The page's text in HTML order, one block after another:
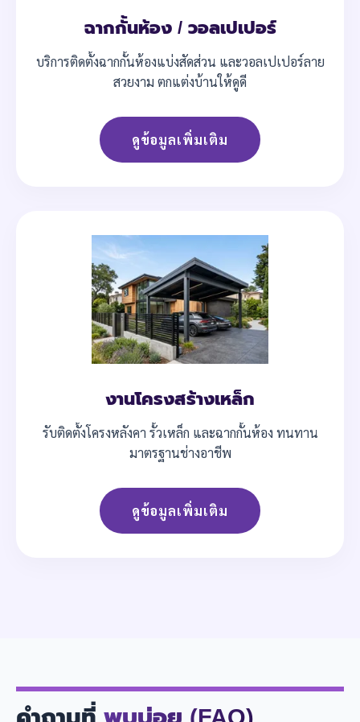
ฉากกั้นห้อง / วอลเปเปอร์
บริการติดตั้งฉากกั้นห้องแบ่งสัดส่วน และวอลเปเปอร์ลาย
สวยงาม ตกแต่งบ้านให้ดูดี
ดูข้อมูลเพิ่มเติม
งานโครงสร้างเหล็ก
รับติดตั้งโครงหลังคา รั้วเหล็ก และฉากกั้นห้อง ทนทาน
มาตรฐานช่างอาชีพ
ดูข้อมูลเพิ่มเติม